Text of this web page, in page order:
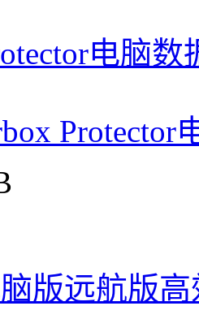
电脑
Protector
版远航版